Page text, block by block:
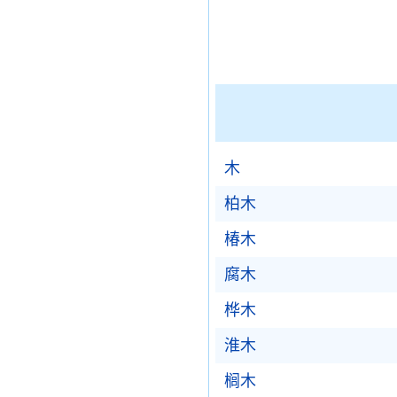
木
柏木
椿木
腐木
桦木
淮木
榈木